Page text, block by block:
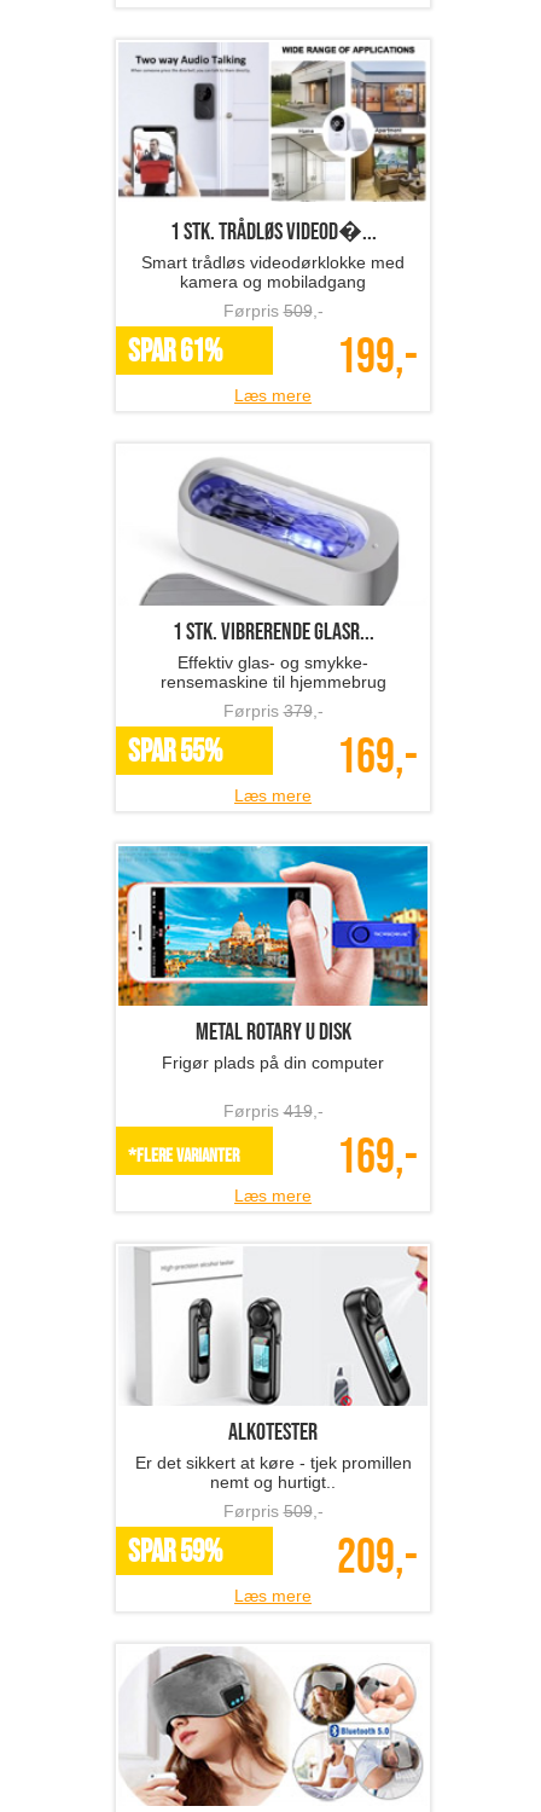
1 stk. trådløs videod�...
Smart trådløs videodørklokke med
kamera og mobiladgang
Førpris509,-
SPAR 61% 199,-
Læs mere
1 stk. vibrerende glasr...
Effektiv glas- og smykke-
rensemaskine til hjemmebrug
Førpris379,-
SPAR 55% 169,-
Læs mere
Metal Rotary U Disk
Frigør plads på din computer
Førpris419,-
*Flere varianter 169,-
Læs mere
Alkotester
Er det sikkert at køre - tjek promillen
nemt og hurtigt..
Førpris509,-
SPAR 59% 209,-
Læs mere